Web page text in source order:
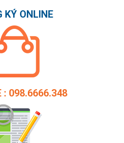
KÝ ONLINE
: 098.6666.348